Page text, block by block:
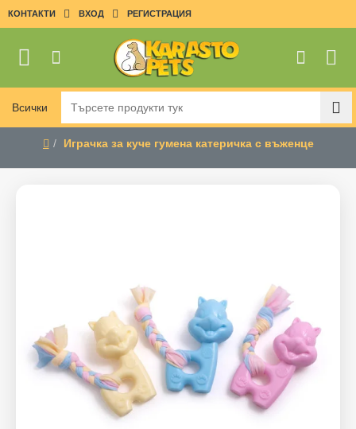
КОНТАКТИ ВХОД РЕГИСТРАЦИЯ
Всички
Търсете
продукти
Играчка за куче гумена катеричка с въженце